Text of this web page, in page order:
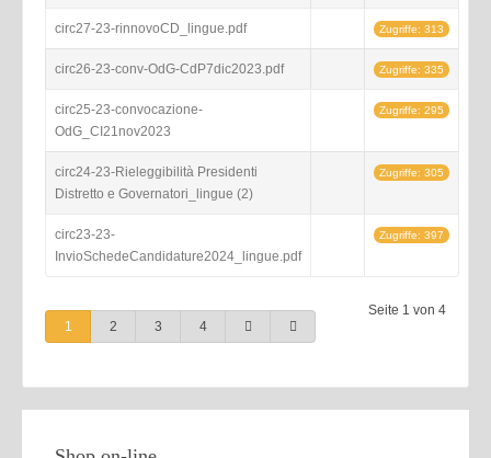
circ27-23-rinnovoCD_lingue.pdf Zugriffe: 313
circ26-23-conv-OdG-CdP7dic2023.pdf Zugriffe: 335
circ25-23-convocazione-
OdG_CI21nov2023
Zugriffe: 295
circ24-23-Rieleggibilità Presidenti
Distretto e Governatori_lingue (2)
Zugriffe: 305
circ23-23-
InvioSchedeCandidature2024_lingue.pdf
Zugriffe: 397
Seite 1 von 4
1
2 3 4